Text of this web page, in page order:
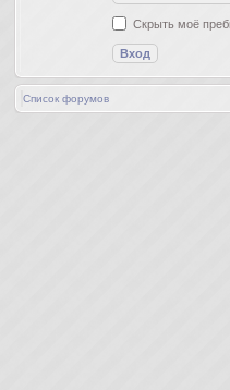
Скрыть моё
Список форумов